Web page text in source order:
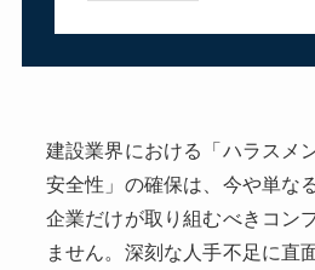
建設業界における「ハラスメ
安全性」の確保は、今や単な
企業だけが取り組むべきコン
ません。深刻な人手不足に直